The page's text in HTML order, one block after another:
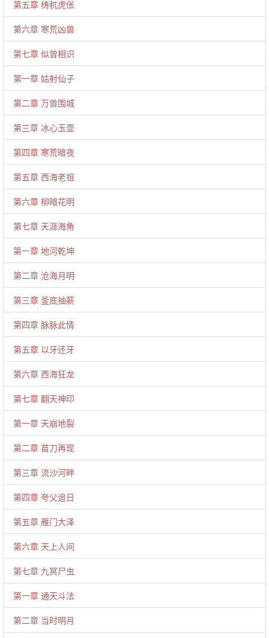
第五章 梼杌虎伥
第六章 寒荒凶兽
第七章 似曾相识
第一章 姑射仙子
第二章 万兽围城
第三章 冰心玉壶
第四章 寒荒暗夜
第五章 西海老祖
第六章 柳暗花明
第七章 天涯海角
第一章 地河乾坤
第二章 沧海月明
第三章 釜底抽薪
第四章 脉脉此情
第五章 以牙还牙
第六章 西海狂龙
第七章 翻天神印
第一章 天崩地裂
第二章 苗刀再现
第三章 流沙河畔
第四章 夸父追日
第五章 雁门大泽
第六章 天上人间
第七章 九冥尸虫
第一章 通天斗法
第二章 当时明月